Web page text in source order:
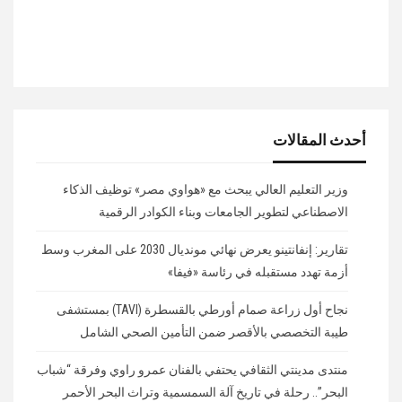
أحدث المقالات
وزير التعليم العالي يبحث مع «هواوي مصر» توظيف الذكاء
الاصطناعي لتطوير الجامعات وبناء الكوادر الرقمية
تقارير: إنفانتينو يعرض نهائي مونديال 2030 على المغرب وسط
أزمة تهدد مستقبله في رئاسة «فيفا»
نجاح أول زراعة صمام أورطي بالقسطرة (TAVI) بمستشفى
طيبة التخصصي بالأقصر ضمن التأمين الصحي الشامل
منتدى مدينتي الثقافي يحتفي بالفنان عمرو راوي وفرقة “شباب
البحر”.. رحلة في تاريخ آلة السمسمية وتراث البحر الأحمر